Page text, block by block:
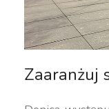
Zaaranżuj